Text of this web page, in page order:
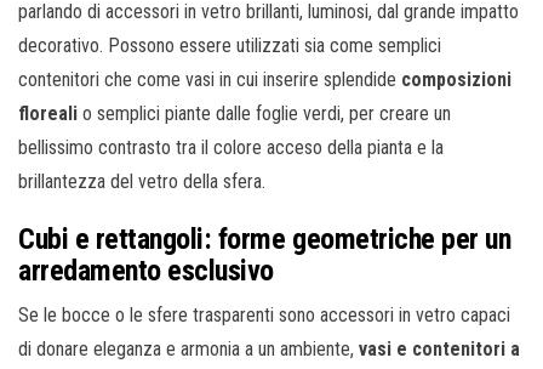
parlando di accessori in vetro brillanti, luminosi, dal grande impatto
decorativo. Possono essere utilizzati sia come semplici
contenitori che come vasi in cui inserire splendide composizioni
floreali o semplici piante dalle foglie verdi, per creare un
bellissimo contrasto tra il colore acceso della pianta e la
brillantezza del vetro della sfera.
Cubi e rettangoli: forme geometriche per un
arredamento esclusivo
Se le bocce o le sfere trasparenti sono accessori in vetro capaci
di donare eleganza e armonia a un ambiente, vasi e contenitori a